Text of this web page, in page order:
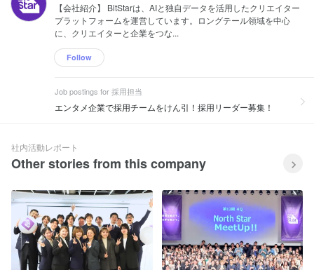
【会社紹介】 BitStarは、AIと独自データを活用したクリエイター
プラットフォームを運営しています。ロングテール領域を中心
に、クリエイターと企業をつな...
Follow
Job postings for 採用担当
エンタメ企業で採用チームをけん引！採用リーダー募集！
社内活動レポート
Other stories from this company